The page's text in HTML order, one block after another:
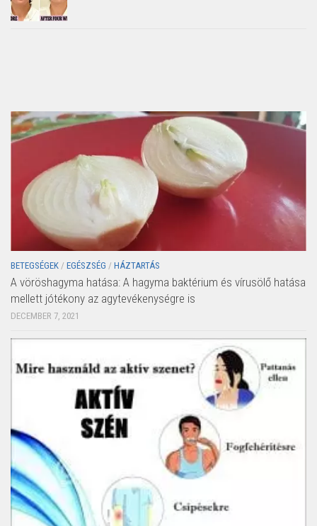
BETEGSÉGEK / EGÉSZSÉG / HÁZTARTÁS
A vöröshagyma hatása: A hagyma baktérium és vírusölő hatása
mellett jótékony az agytevékenységre is
DECEMBER 7, 2021